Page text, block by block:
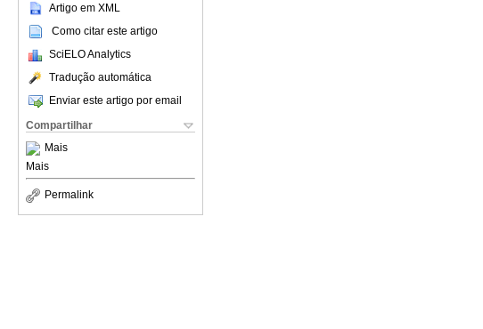
Artigo em XML
Como citar este artigo
SciELO Analytics
Tradução automática
Enviar este artigo por email
Compartilhar
Mais
Mais
Permalink